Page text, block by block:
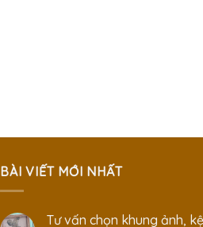
BÀI VIẾT MỚI NHẤT
Tư vấn chọn khung ảnh,